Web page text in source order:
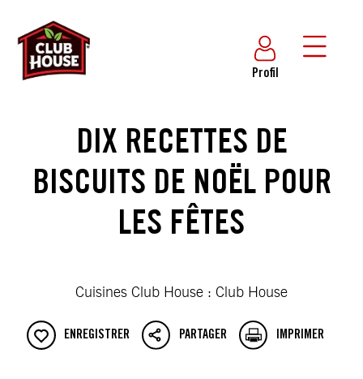
Profil
DIX RECETTES DE
BISCUITS DE NOËL POUR
LES FÊTES
Cuisines Club House : Club House
ENREGISTRER PARTAGER IMPRIMER